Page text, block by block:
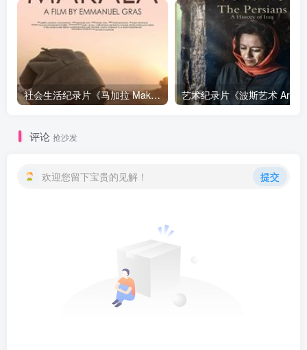
社会生活纪录片《马加拉 Makala》下载
评论 抢沙发
欢迎您留下宝贵的见解！ 提交